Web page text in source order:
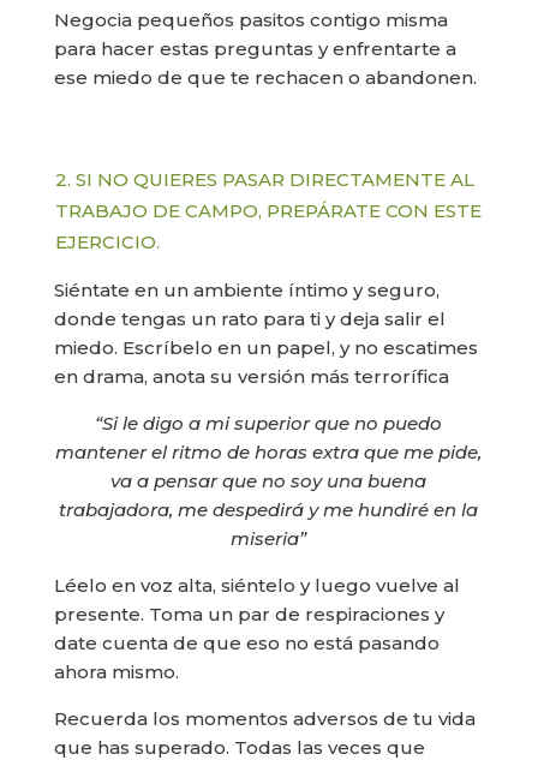
Negocia pequeños pasitos contigo misma
para hacer estas preguntas y enfrentarte a
ese miedo de que te rechacen o abandonen.
2. SI NO QUIERES PASAR DIRECTAMENTE AL
TRABAJO DE CAMPO, PREPÁRATE CON ESTE
EJERCICIO.
Siéntate en un ambiente íntimo y seguro,
donde tengas un rato para ti y deja salir el
miedo. Escríbelo en un papel, y no escatimes
en drama, anota su versión más terrorífica
“Si le digo a mi superior que no puedo
mantener el ritmo de horas extra que me pide,
va a pensar que no soy una buena
trabajadora, me despedirá y me hundiré en la
miseria”
Léelo en voz alta, siéntelo y luego vuelve al
presente. Toma un par de respiraciones y
date cuenta de que eso no está pasando
ahora mismo.
Recuerda los momentos adversos de tu vida
que has superado. Todas las veces que